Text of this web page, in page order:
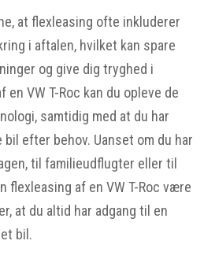
at flexleasing ofte inkluderer
i aftalen, hvilket kan spare
og give dig tryghed i
en VW T-Roc kan du opleve de
samtidig med at du har
efter behov. Uanset om du har
til familieudflugter eller til
flexleasing af en VW T-Roc være
at du altid har adgang til en
bil.